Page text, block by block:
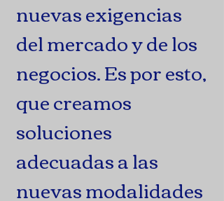
nuevas exigencias
del mercado y de los
negocios. Es por esto,
que creamos
soluciones
adecuadas a las
nuevas modalidades